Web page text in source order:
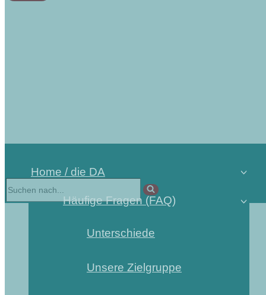
Home / die DA
Häufige Fragen (FAQ)
Unterschiede
Unsere Zielgruppe